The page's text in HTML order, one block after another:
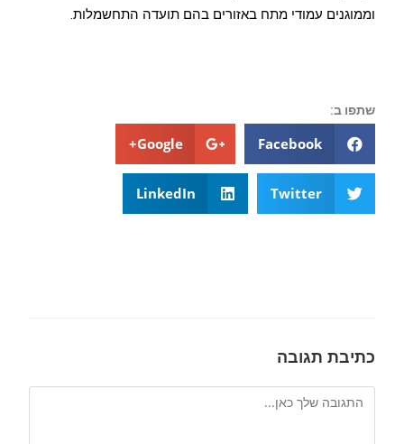
וממוגנים עמודי מתח באזורים בהם תועדה התחשמלות.
שתפו ב:
Facebook
Google+
Twitter
LinkedIn
כתיבת תגובה